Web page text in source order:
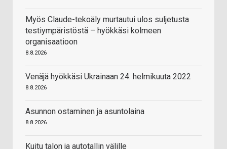
Myös Claude-tekoäly murtautui ulos suljetusta
testiympäristöstä – hyökkäsi kolmeen
organisaatioon
8.8.2026
Venäjä hyökkäsi Ukrainaan 24. helmikuuta 2022
8.8.2026
Asunnon ostaminen ja asuntolaina
8.8.2026
Kuitu talon ja autotallin välille